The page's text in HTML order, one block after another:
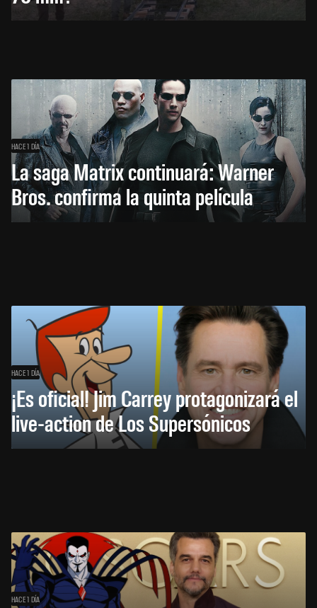
HACE 1 DÍA
La saga Matrix continuará: Warner
Bros. confirma la quinta película
HACE 1 DÍA
¡Es oficial! Jim Carrey protagonizará el
live-action de Los Supersónicos
HACE 1 DÍA